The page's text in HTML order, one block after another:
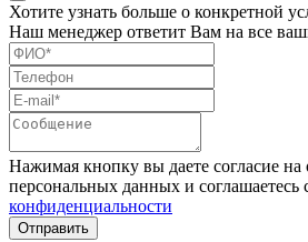
Хотите узнать больше о конкретной
Наш менеджер ответит Вам на все
Нажимая кнопку вы даете согласие на
персональных данных и соглашаетесь
конфиденциальности